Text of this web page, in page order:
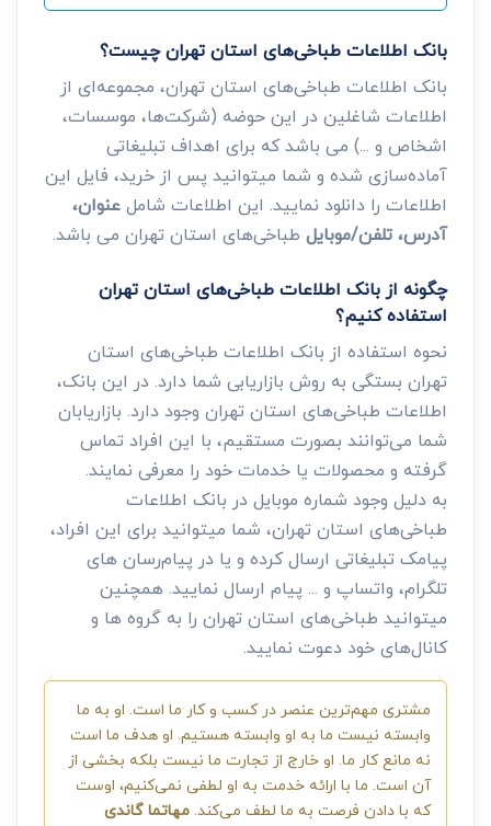
بانک اطلاعات طباخی‌های استان تهران چیست؟
بانک اطلاعات طباخی‌های استان تهران، مجموعه‌ای از
اطلاعات شاغلین در این حوضه (شرکت‌ها، موسسات،
اشخاص و ...) می باشد که برای اهداف تبلیغاتی
آماده‌سازی شده و شما میتوانید پس از خرید، فایل این
اطلاعات را دانلود نمایید. این اطلاعات شاملعنوان،
آدرس، تلفن/موبایل طباخی‌های استان تهران می باشد.
چگونه از بانک اطلاعات طباخی‌های استان تهران
استفاده کنیم؟
نحوه استفاده از بانک اطلاعات طباخی‌های استان
تهران بستگی به روش بازاریابی شما دارد. در این بانک،
اطلاعات طباخی‌های استان تهران وجود دارد. بازاریابان
شما می‌توانند بصورت مستقیم، با این افراد تماس
گرفته و محصولات یا خدمات خود را معرفی نمایند.
به دلیل وجود شماره موبایل در بانک اطلاعات
طباخی‌های استان تهران، شما میتوانید برای این افراد،
پیامک تبلیغاتی ارسال کرده و یا در پیام‌رسان های
تلگرام، واتساپ و ... پیام ارسال نمایید. همچنین
میتوانید طباخی‌های استان تهران را به گروه ها و
کانال‌های خود دعوت نمایید.
مشتری مهم‌ترین عنصر در کسب و کار ما است. او به ما
وابسته نیست ما به او وابسته هستیم. او هدف ما است
نه مانع کار ما. او خارج از تجارت ما نیست بلکه بخشی از
آن است. ما با ارائه خدمت به او لطفی نمی‌کنیم، اوست
که با دادن فرصت به ما لطف می‌کند. مهاتما گاندی